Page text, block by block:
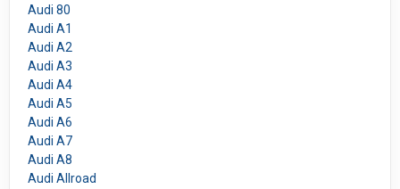
Audi 80
Audi A1
Audi A2
Audi A3
Audi A4
Audi A5
Audi A6
Audi A7
Audi A8
Audi Allroad